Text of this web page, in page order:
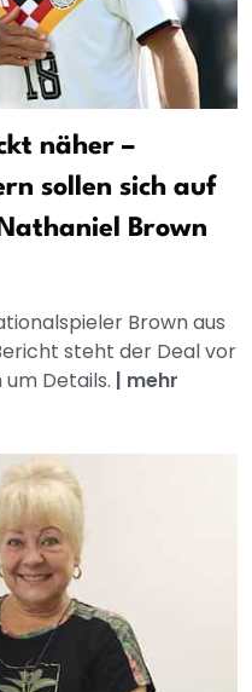
näher –
sollen sich auf
Brown
Brown aus
steht der Deal vor
Details. | mehr